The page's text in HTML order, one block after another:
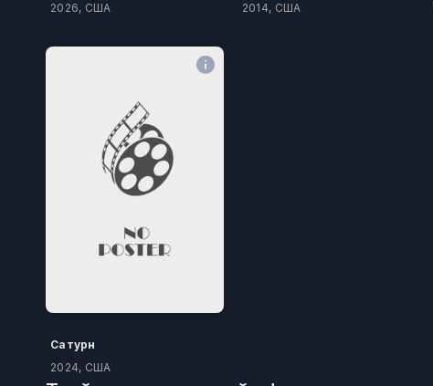
2026, США
2014, США
Сатурн
2024, США